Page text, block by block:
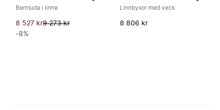
Bermuda i linne
8 527 kr9 273 kr
-8%
Linnbyxor med veck
8 806 kr